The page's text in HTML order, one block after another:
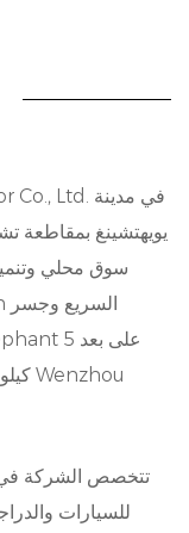
نضمن
وفي البيئة
أهمية
مصنوعة من
درجات
روابطنا تظل
يويهتشينغ بمقاطعة
سوق محلي
تتخصص الشركة في
للسيارات